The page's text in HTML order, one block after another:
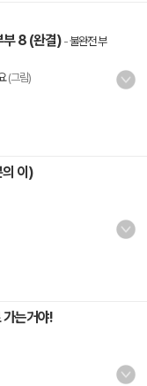
부 8 (완결) -불완전 부
(그림)
이)
는거야!